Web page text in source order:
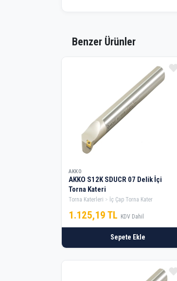
Benzer Ürünler
AKKO
AKKO S12K SDUCR 07 Delik İçi
Torna Kateri
Torna Katerleri İç Çap Torna Kater
1.125,19 TL KDV Dahil
Sepete Ekle